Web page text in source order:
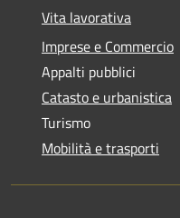
Vita lavorativa
Imprese e Commercio
Appalti pubblici
Catasto e urbanistica
Turismo
Mobilità e trasporti